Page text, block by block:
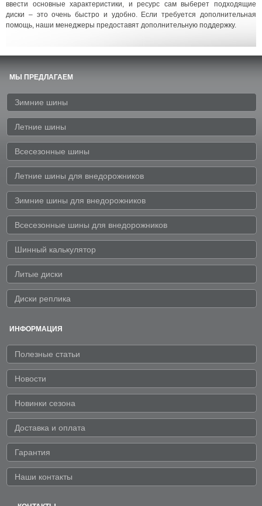
ввести основные характеристики, и ресурс сам выберет подходящие
диски – это очень быстро и удобно. Если требуется дополнительная
помощь, наши менеджеры предоставят дополнительную поддержку.
МЫ ПРЕДЛАГАЕМ
Зимние шины
Летние шины
Всесезонные шины
Летние шины для внедорожников
Зимние шины для внедорожников
Всесезонные шины для внедорожников
Шинный калькулятор
Литые диски
Диски реплика
ИНФОРМАЦИЯ
Полезные статьи
Новости
Новинки сезона
Доставка и оплата
Гарантия
Наши контакты